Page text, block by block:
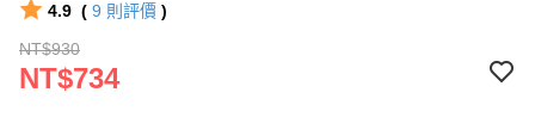
4.9 ( 9 則評價 )
NT$930
NT$734